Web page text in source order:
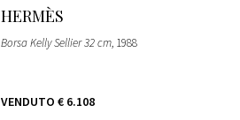
HERMÈS
Borsa Kelly Sellier 32 cm, 1988
VENDUTO € 6.108